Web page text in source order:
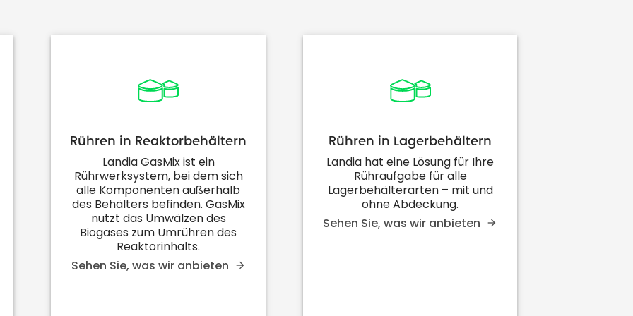
Rühren in Reaktorbehältern
Landia GasMix ist ein
Rührwerksystem, bei dem sich
alle Komponenten außerhalb
des Behälters befinden. GasMix
nutzt das Umwälzen des
Biogases zum Umrühren des
Reaktorinhalts.
Sehen Sie, was wir anbieten
Rühren in Lagerbehältern
Landia hat eine Lösung für Ihre
Rühraufgabe für alle
Lagerbehälterarten – mit und
ohne Abdeckung.
Sehen Sie, was wir anbieten